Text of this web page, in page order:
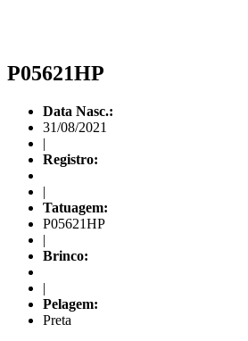
P05621HP
Data Nasc.:
31/08/2021
|
Registro:
|
Tatuagem:
P05621HP
|
Brinco:
|
Pelagem:
Preta